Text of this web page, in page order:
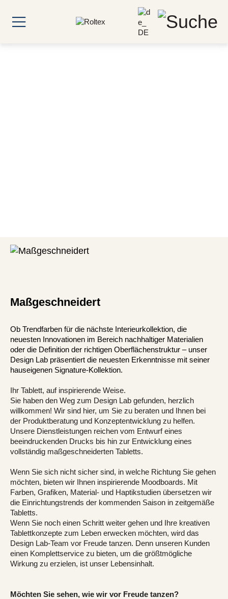
Maßgeschneidert
Ob Trendfarben für die nächste Interieurkollektion, die
neuesten Innovationen im Bereich nachhaltiger Materialien
oder die Definition der richtigen Oberflächenstruktur – unser
Design Lab präsentiert die neuesten Erkenntnisse mit seiner
hauseigenen Signature-Kollektion.
Ihr Tablett, auf inspirierende Weise.
Sie haben den Weg zum Design Lab gefunden, herzlich
willkommen! Wir sind hier, um Sie zu beraten und Ihnen bei
der Produktberatung und Konzeptentwicklung zu helfen.
Unsere Dienstleistungen reichen vom Entwurf eines
beeindruckenden Drucks bis hin zur Entwicklung eines
vollständig maßgeschneiderten Tabletts.
Wenn Sie sich nicht sicher sind, in welche Richtung Sie gehen
möchten, bieten wir Ihnen inspirierende Moodboards. Mit
Farben, Grafiken, Material- und Haptikstudien übersetzen wir
die Einrichtungstrends der kommenden Saison in zeitgemäße
Tabletts.
Wenn Sie noch einen Schritt weiter gehen und Ihre kreativen
Tablettkonzepte zum Leben erwecken möchten, wird das
Design Lab-Team vor Freude tanzen. Denn unseren Kunden
einen Komplettservice zu bieten, um die größtmögliche
Wirkung zu erzielen, ist unser Lebensinhalt.
Möchten Sie sehen, wie wir vor Freude tanzen?